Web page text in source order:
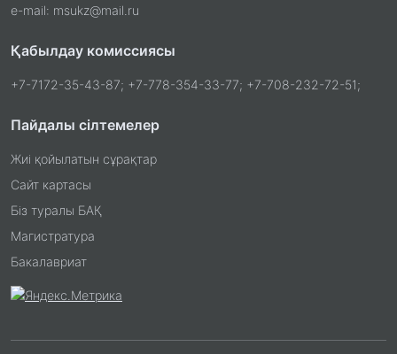
e-mail: msukz@mail.ru
Қабылдау комиссиясы
+7-7172-35-43-87; +7-778-354-33-77; +7-708-232-72-51;
Пайдалы сілтемелер
Жиі қойылатын сұрақтар
Сайт картасы
Біз туралы БАҚ
Магистратура
Бакалавриат